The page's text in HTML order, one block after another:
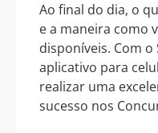
Ao final do dia, o
e a maneira como
disponíveis. Com o
aplicativo para
realizar uma
sucesso nos